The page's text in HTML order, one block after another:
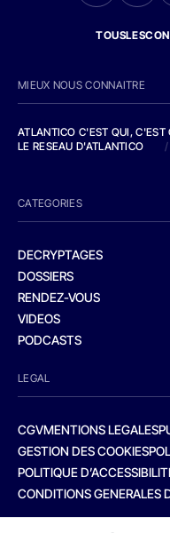
MIEUX NOUS CONNAITRE
ATLANTICO C'EST QUI, C'EST
LE RESEAU D'ATLANTICO
/
CATEGORIES
DECRYPTAGES
DOSSIERS
RENDEZ-VOUS
VIDEOS
PODCASTS
LEGAL
CGVMENTIONS LEGALES
GESTION DES COOKIES
POLITIQUE
CONDITIONS GENERALES